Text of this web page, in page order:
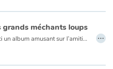
grands méchants loups
Jean Leroy signe ici un album amusant sur l’amitié et sur ce qui nous fait peur (ou non), mettant en scène d’un côté, une petite fille qui a tout vu, et de l’autre, un grand méchant loup qui n’effraie plus personne. Au texte amusant et plein de sensibilité, qui multiplie les clins d’œil au Petit Chaperon rouge, se greffent les illustrations vives et spontanées d’Olivier Dutto. …